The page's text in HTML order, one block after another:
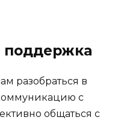
поддержка
разобраться в
с
общаться с